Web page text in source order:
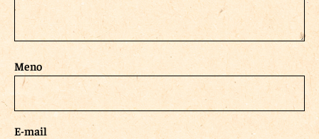
Meno
E-mail